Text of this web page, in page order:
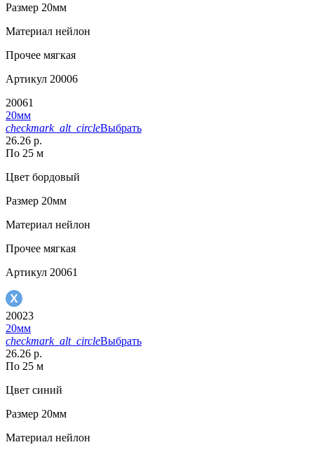
Размер 20мм
Материал нейлон
Прочее мягкая
Артикул 20006
20061
20мм
checkmark_alt_circleВыбрать
26.26 р.
По 25 м
Цвет бордовый
Размер 20мм
Материал нейлон
Прочее мягкая
Артикул 20061
20023
20мм
checkmark_alt_circleВыбрать
26.26 р.
По 25 м
Цвет синий
Размер 20мм
Материал нейлон